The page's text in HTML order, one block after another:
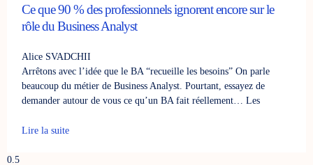
Ce que 90 % des professionnels ignorent encore sur le
rôle du Business Analyst
Alice SVADCHII
Arrêtons avec l’idée que le BA “recueille les besoins” On parle
beaucoup du métier de Business Analyst. Pourtant, essayez de
demander autour de vous ce qu’un BA fait réellement… Les
Lire la suite